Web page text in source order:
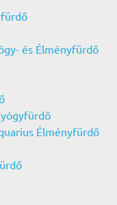
és Élményfürdő
Élményfürdő